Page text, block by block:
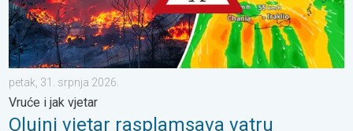
petak, 31. srpnja 2026.
Vruće i jak vjetar
Olujni vjetar rasplamsava vatru